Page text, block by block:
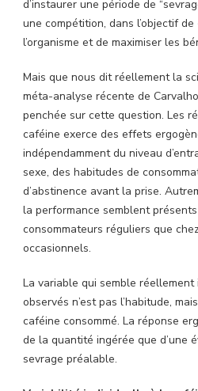
d’instaurer une période de
une compétition, dans l’objectif
l’organisme et de maximiser les
Mais que nous dit réellement la
méta-analyse récente de
penchée sur cette question. Les
caféine exerce des effets
indépendamment du niveau
sexe, des habitudes de
d’abstinence avant la prise.
la performance semblent
consommateurs réguliers que
occasionnels.
La variable qui semble
observés n’est pas l’habitude,
caféine consommé. La réponse
de la quantité ingérée que d’une
sevrage préalable.